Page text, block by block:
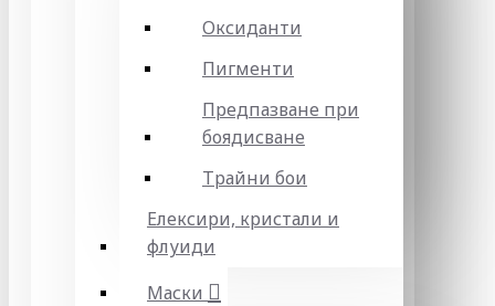
Оксиданти
Пигменти
Предпазване при
боядисване
Трайни бои
Елексири, кристали и
флуиди
Маски